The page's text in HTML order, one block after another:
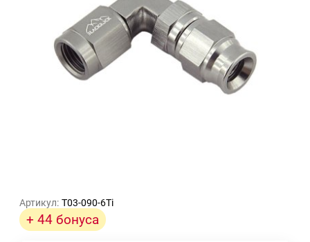
Артикул: T03-090-6Ti
+ 44 бонуса